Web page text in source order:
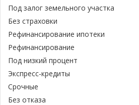
Под залог земельного участка
Без страховки
Рефинансирование ипотеки
Рефинансирование
Под низкий процент
Экспресс-кредиты
Срочные
Без отказа